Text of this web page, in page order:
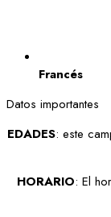
Francés
Datos importantes
EDADES: este
HORARIO: El